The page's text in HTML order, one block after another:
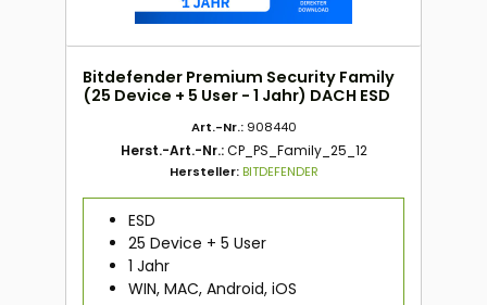
Bitdefender Premium Security Family
(25 Device + 5 User - 1 Jahr) DACH ESD
Art.-Nr.: 908440
Herst.-Art.-Nr.:CP_PS_Family_25_12
Hersteller:BITDEFENDER
ESD
25 Device + 5 User
1 Jahr
WIN, MAC, Android, iOS